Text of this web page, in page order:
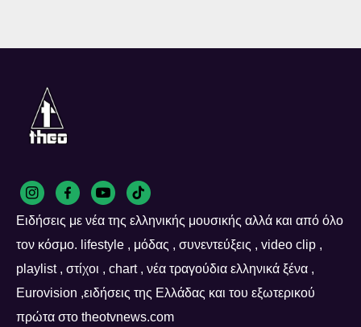
Ειδήσεις με νέα της ελληνικής μουσικής αλλά και από όλο
τον κόσμο. lifestyle , μόδας , συνεντεύξεις , video clip ,
playlist , στίχοι , chart , νέα τραγούδια ελληνικά ξένα ,
Eurovision ,ειδήσεις της Ελλάδας και του εξωτερικού
πρώτα στο theotvnews.com